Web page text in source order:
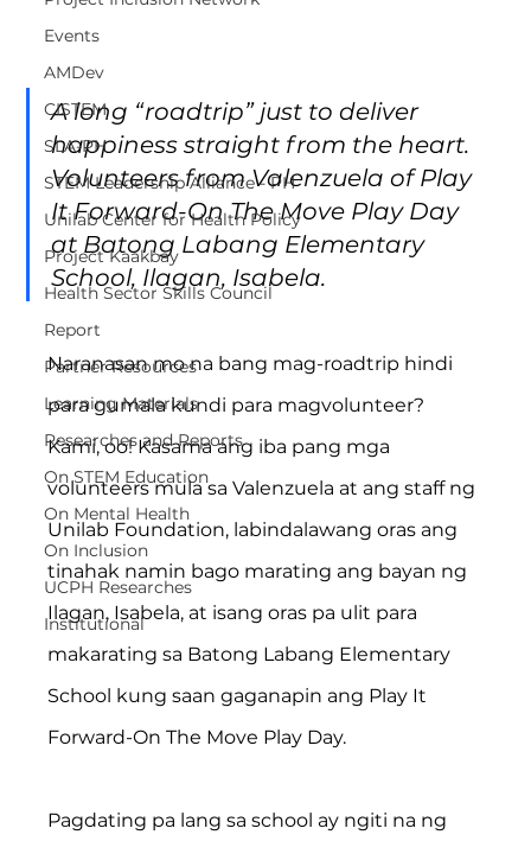
Events
AMDev
CISTEM
SLA-PH
STEM Leadership Alliance - PH
Unilab Center for Health Policy
Project Kaakbay
Health Sector Skills Council
Report
Partner Resources
Learning Materials
Researches and Reports
On STEM Education
On Mental Health
On Inclusion
UCPH Researches
Institutional
A long “roadtrip” just to deliver
happiness straight from the heart.
Volunteers from Valenzuela of Play
It Forward-On The Move Play Day
at Batong Labang Elementary
School, Ilagan, Isabela.
Naranasan mo na bang mag-roadtrip hindi
para gumala kundi para magvolunteer?
Kami, oo! Kasama ang iba pang mga
volunteers mula sa Valenzuela at ang staff ng
Unilab Foundation, labindalawang oras ang
tinahak namin bago marating ang bayan ng
Ilagan, Isabela, at isang oras pa ulit para
makarating sa Batong Labang Elementary
School kung saan gaganapin ang Play It
Forward-On The Move Play Day.
Pagdating pa lang sa school ay ngiti na ng